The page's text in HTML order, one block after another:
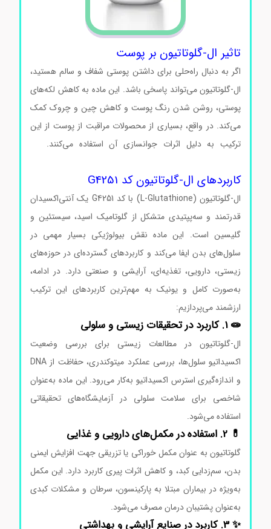
تاثیر ال-گلوتاتیون بر پوست
اگر به دنبال راه‌حلی برای داشتن پوستی شفاف و سالم هستید،
ال-گلوتاتیون می‌تواند پاسخی باشد. این ماده به کاهش لکه‌های
پوستی، روشن شدن رنگ پوست و کاهش چین و چروک کمک
می‌کند. در واقع، بسیاری از محصولات مراقبت از پوست از این
ترکیب به دلیل اثرات جوانسازی آن استفاده می‌کنند.ال-
کاربردهای ال-گلوتاتیون کد G4251
ال-گلوتاتیون (L-Glutathione) با کد G4251 یک آنتی‌اکسیدان
قدرتمند و سه‌پپتیدی متشکل از گلوتامیک اسید، سیستئین و
گلیسین است. این ماده نقش بیولوژیکی بسیار مهمی در
سلول‌های بدن ایفا می‌کند و کاربردهای گسترده‌ای در حوزه‌های
زیستی، دارویی، تغذیه‌ای، آرایشی و صنعتی دارد. در ادامه،
به‌صورت کامل و یونیک به مهم‌ترین کاربردهای این ترکیب
ارزشمند می‌پردازیم:
🧫 1. کاربرد در تحقیقات زیستی و سلولی
ال-گلوتاتیون در مطالعات زیستی برای بررسی وضعیت
اکسیداتیو سلول‌ها، بررسی عملکرد میتوکندری، حفاظت از DNA
و اندازه‌گیری استرس اکسیداتیو به‌کار می‌رود. این ماده به‌عنوان
شاخصی برای سلامت سلولی در آزمایشگاه‌های تحقیقاتی
استفاده می‌شود.
گلوتاتیون به عنوان مکمل خوراکی یا تزریقی جهت افزایش ایمنی
بدن، سم‌زدایی کبد، و کاهش اثرات پیری کاربرد دارد. این مکمل
به‌ویژه در بیماران مبتلا به پارکینسون، سرطان و مشکلات کبدی
به‌عنوان پشتیبان درمان مصرف می‌شود.